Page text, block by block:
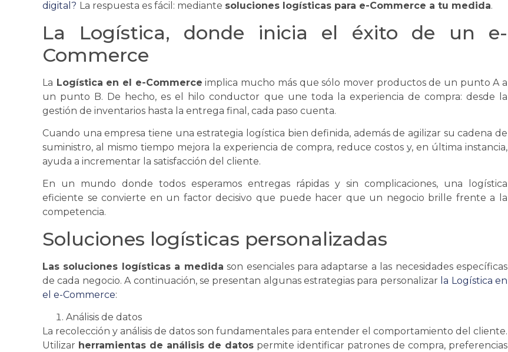
digital? La respuesta es fácil: mediante soluciones logísticas para e-Commerce a tu medida.
La Logística, donde inicia el éxito de un e-
Commerce
La Logística en el e-Commerce implica mucho más que sólo mover productos de un punto A a
un punto B. De hecho, es el hilo conductor que une toda la experiencia de compra: desde la
gestión de inventarios hasta la entrega final, cada paso cuenta.
Cuando una empresa tiene una estrategia logística bien definida, además de agilizar sucadena de
suministro, al mismo tiempo mejora la experiencia de compra, reduce costos y, en última instancia,
ayuda a incrementar la satisfacción del cliente.
En un mundo donde todos esperamos entregas rápidas y sin complicaciones, una
logística
eficiente se convierte en un factor decisivo que puede hacer que un negocio brille frente a la
competencia.
Soluciones logísticas personalizadas
Las soluciones logísticas a medida son esenciales para adaptarse a las necesidades específicas
de cada negocio. A continuación, se presentan algunas estrategias para personalizar la Logística en
el e-Commerce:
Análisis de datos
La recolección y análisis de datos son fundamentales para entender el comportamiento del cliente.
Utilizar herramientas de análisis de datos permite identificar patrones de compra, preferencias